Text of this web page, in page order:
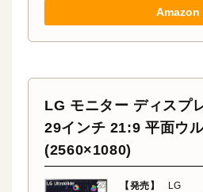
Amazon
LG モニター ディスプ
29インチ 21:9 平面ウ
(2560×1080)
【発売】
LG